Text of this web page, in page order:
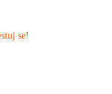
se!